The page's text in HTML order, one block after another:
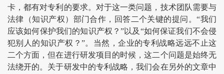
卡，都有对专利的要求。对于这一类问题，技术团队需要与
法律（知识产权）部门合作，回答二个关键的提问。“我们
应该如何保护我们的知识产权？”以及“如何保证我们不会侵
犯别人的知识产权？”。当然，企业的专利战略远远不止这
二个方面，但在进行研发项目的时候，这二个问题是始终无
法绕开的。关于研发中的专利战略，我们会在另外的文章中